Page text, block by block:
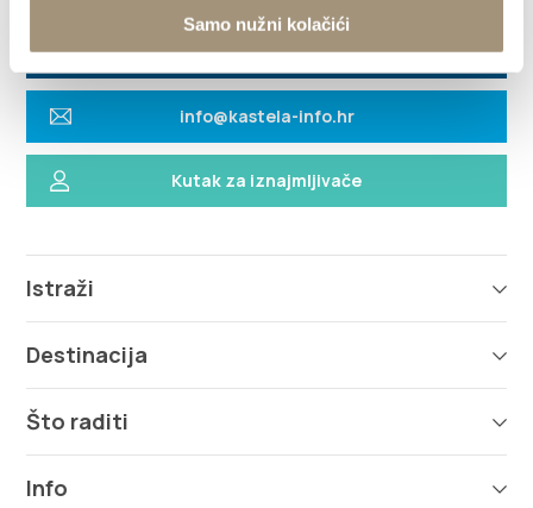
Samo nužni kolačići
+385 21 227 933
info@kastela-info.hr
Kutak za iznajmljivače
Istraži
Destinacija
Što raditi
Info